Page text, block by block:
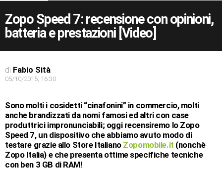
Zopo Speed 7: recensione con opinioni,
batteria e prestazioni [Video]
di Fabio Sità
05/10/2015, 16:30
Sono molti i cosidetti “cinafonini” in commercio, molti
anche brandizzati da nomi famosi ed altri con case
produttrici impronunciabili; oggi recensiremo lo Zopo
Speed 7, un dispositivo che abbiamo avuto modo di
testare grazie allo Store Italiano Zopomobile.it (nonchè
Zopo Italia) e che presenta ottime specifiche tecniche
con ben 3 GB di RAM!